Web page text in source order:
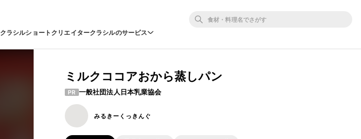
クラシルショートクリエイタークラシルのサービス
ミルクココアおから蒸しパン
PR 一般社団法人日本乳業協会
みるきーくっきんぐ